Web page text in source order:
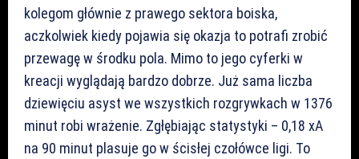
kolegom głównie z prawego sektora boiska,
aczkolwiek kiedy pojawia się okazja to potrafi zrobić
przewagę w środku pola. Mimo to jego cyferki w
kreacji wyglądają bardzo dobrze. Już sama liczba
dziewięciu asyst we wszystkich rozgrywkach w 1376
minut robi wrażenie. Zgłębiając statystyki – 0,18 xA
na 90 minut plasuje go w ścisłej czołówce ligi. To